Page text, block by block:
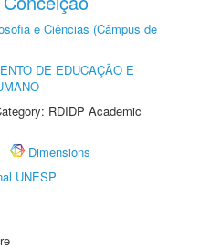
e Ciências (Câmpus de
DE EDUCAÇÃO E
RDIDP Academic
Dimensions
UNESP